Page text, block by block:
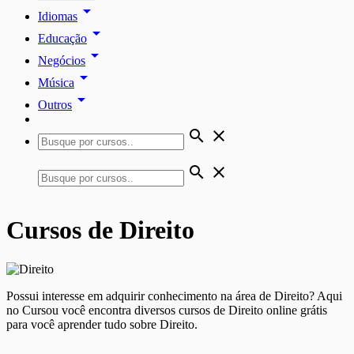
Idiomas arrow_drop_down
Educação arrow_drop_down
Negócios arrow_drop_down
Música arrow_drop_down
Outros arrow_drop_down
search close
search close
Cursos de Direito
Possui interesse em adquirir conhecimento na área de Direito? Aqui
no Cursou você encontra diversos cursos de Direito online grátis
para você aprender tudo sobre Direito.